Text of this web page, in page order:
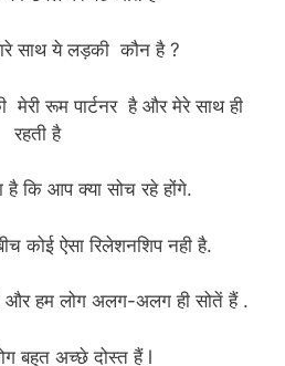
साथ ये लड़की कौन है ?
रूम पार्टनर है और मेरे साथ ही
रहती है
कि आप क्या सोच रहे होंगे.
कोई ऐसा रिलेशनशिप नही है.
हम लोग अलग-अलग ही सोतें हैं .
बहुत अच्छे दोस्त हैं l